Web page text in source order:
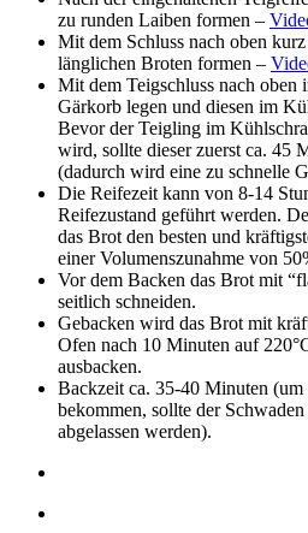
zu runden Laiben formen –
Mit dem Schluss nach oben
länglichen Broten formen –
Mit dem Teigschluss nach oben
Gärkorb legen und diesen im
Bevor der Teigling im
wird, sollte dieser zuerst ca. 45
(dadurch wird eine zu schnelle
Die Reifezeit kann von 8-14
Reifezustand geführt werden.
das Brot den besten und
einer Volumenszunahme von
Vor dem Backen das Brot mit
seitlich schneiden.
Gebacken wird das Brot mit
Ofen nach 10 Minuten auf
ausbacken.
Backzeit ca. 35-40 Minuten
bekommen, sollte der
abgelassen werden).